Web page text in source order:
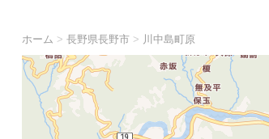
ホーム > 長野県長野市> 川中島町原